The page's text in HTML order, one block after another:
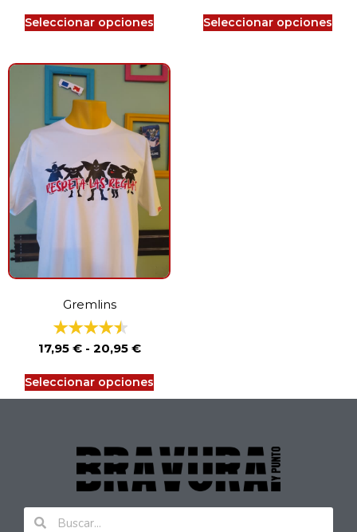
Seleccionar opciones Seleccionar opciones
Gremlins
17,95 € - 20,95 €
Seleccionar opciones